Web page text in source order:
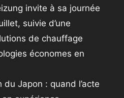
invite à sa journée
suivie d’une
de chauffage
économes en
Japon : quand l’acte